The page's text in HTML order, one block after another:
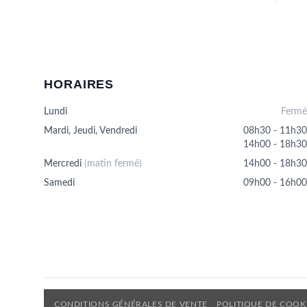
choisies
page
produit
HORAIRES
Lundi Fermé
Mardi, Jeudi, Vendredi
08h30 - 11h30
14h00 - 18h30
Mercredi (matin fermé)
14h00 - 18h30
Samedi
09h00 - 16h00
CONDITIONS GÉNÉRALES DE VENTE POLITIQUE DE